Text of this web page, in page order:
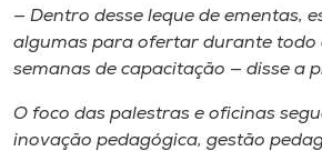
— Dentro desse leque de ementas,
algumas para ofertar durante todo
semanas de capacitação — disse a
O foco das palestras e oficinas
inovação pedagógica, gestão